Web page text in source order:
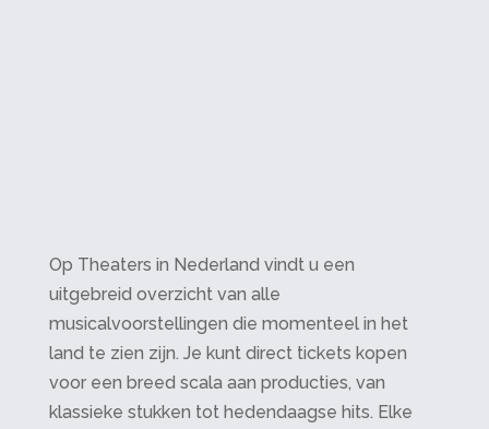
Op Theaters in Nederland vindt u een
uitgebreid overzicht van alle
musicalvoorstellingen die momenteel in het
land te zien zijn. Je kunt direct tickets kopen
voor een breed scala aan producties, van
klassieke stukken tot hedendaagse hits. Elke